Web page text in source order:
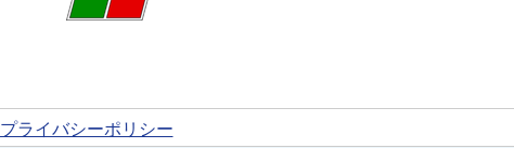
プライバシーポリシー